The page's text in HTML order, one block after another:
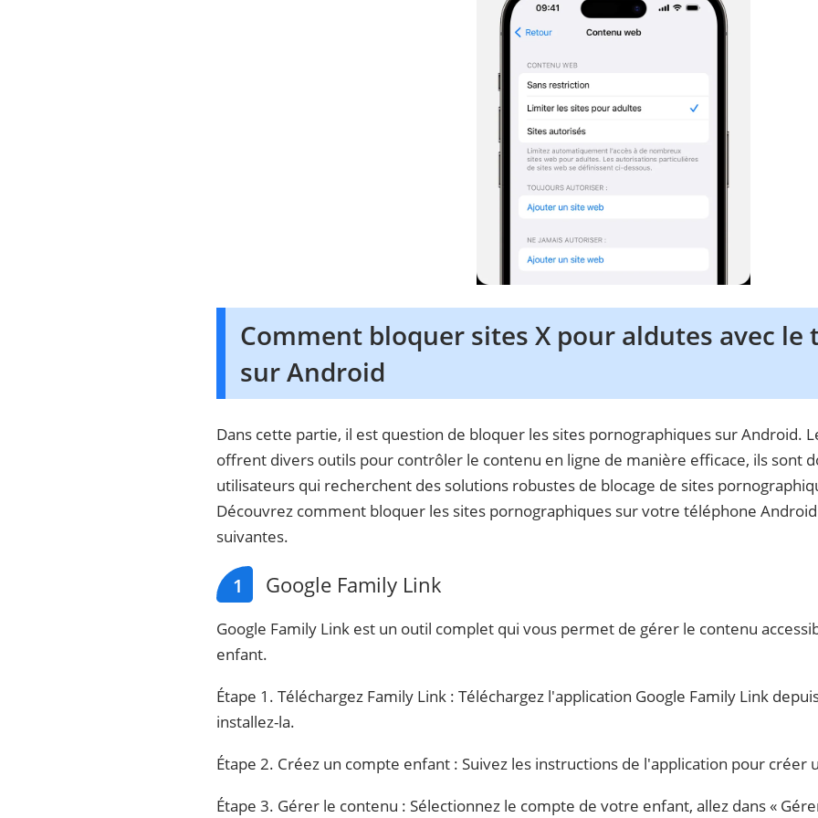
Comment bloquer sites X pour aldutes avec le
sur Android
Dans cette partie, il est question de bloquer les sites pornographiques sur Android.
offrent divers outils pour contrôler le contenu en ligne de manière efficace, ils sont
utilisateurs qui recherchent des solutions robustes de blocage de sites
Découvrez comment bloquer les sites pornographiques sur votre téléphone
suivantes.
1 Google Family Link
Google Family Link est un outil complet qui vous permet de gérer le contenu
enfant.
Étape 1. Téléchargez Family Link : Téléchargez l'application Google Family Link
installez-la.
Étape 2. Créez un compte enfant : Suivez les instructions de l'application pour créer
Étape 3. Gérer le contenu : Sélectionnez le compte de votre enfant, allez dans «